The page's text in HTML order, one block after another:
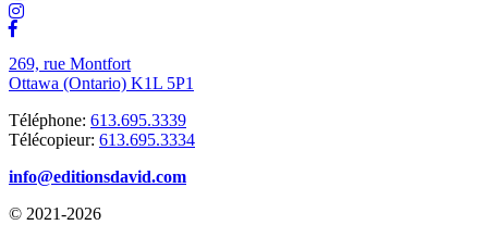
269, rue Montfort
Ottawa (Ontario) K1L 5P1
Téléphone: 613.695.3339
Télécopieur: 613.695.3334
info@editionsdavid.com
© 2021-2026